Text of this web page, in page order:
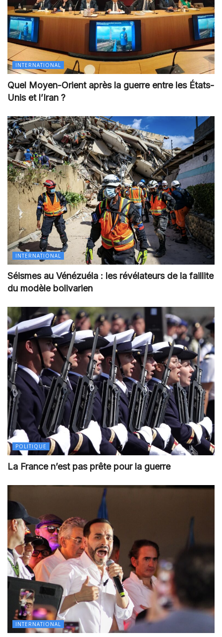
INTERNATIONAL
Quel Moyen-Orient après la guerre entre les États-
Unis et l’Iran ?
INTERNATIONAL
Séismes au Vénézuéla : les révélateurs de la faillite
du modèle bolivarien
POLITIQUE
La France n’est pas prête pour la guerre
INTERNATIONAL